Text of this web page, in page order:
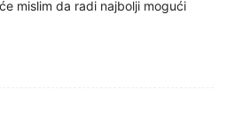
mislim da radi najbolji mogući